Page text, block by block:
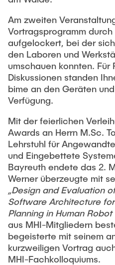
Bartosz Tegowski
Frederik Vollmer
Nico Weiß
Gastwissenschaftler
Dr. Jasmin Gabsteiger
Anand Dubey
Kevin Erkelenz
Johanna Gleichauf
Thomas Jaschke
Nadja Lamann
Hui Lu
Prof. Dr.-Ing. Fabian Lurz
Lukas Reinhold
Stanislav Samis
Am zweiten
Vortragsprogramm
aufgelockert, bei der
den Laboren und
umschauen konnten. Für
Diskussionen standen
bime an den Geräten
Verfügung.
Mit der feierlichen
Awards an Herrn M.Sc.
Lehrstuhl für
und Eingebettete
Bayreuth endete das 2.
Werner überzeugte mit
„Design and Evaluation
Software Architecture
Planning in Human Robot
aus MHI-Mitgliedern
begeisterte mit seinem
kurzweiligen Vortrag
MHI-Fachkolloquiums.